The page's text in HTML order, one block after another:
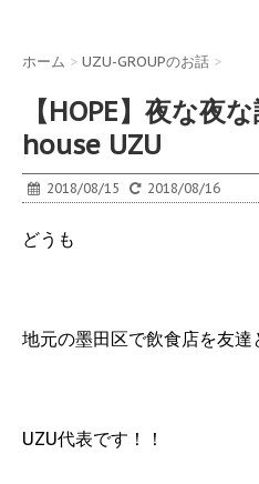
ホーム > UZU-GROUPのお話 >
【HOPE】夜な夜
house UZU
2018/08/15 2018/08/16
どうも
地元の墨田区で飲食店を友達
UZU代表です！！